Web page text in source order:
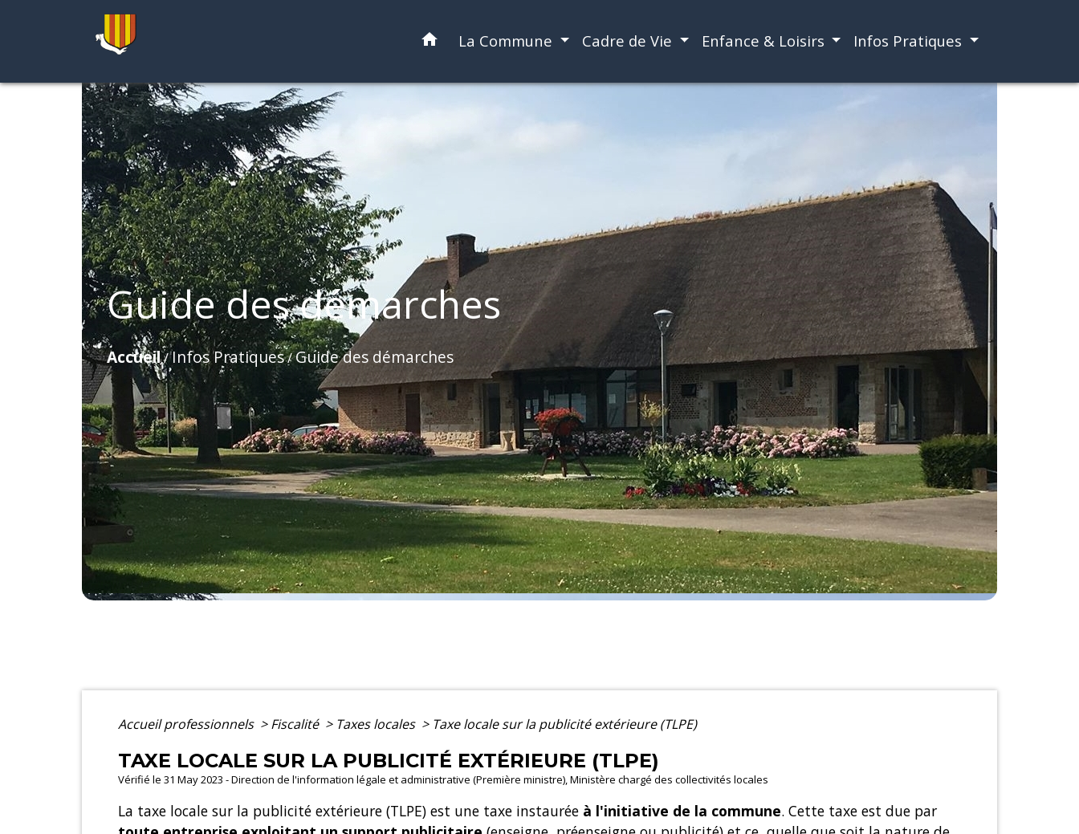
home La Commune Cadre de Vie Enfance & Loisirs Infos Pratiques
Guide des démarches
Accueil/Infos Pratiques/Guide des démarches
Accueil professionnels > Fiscalité > Taxes locales > Taxe locale sur la publicité extérieure (TLPE)
TAXE LOCALE SUR LA PUBLICITÉ EXTÉRIEURE (TLPE)
Vérifié le 31 May 2023 - Direction de l'information légale et administrative (Première ministre), Ministère chargé des collectivités locales
La taxe locale sur la publicité extérieure (TLPE) est une taxe instaurée à l'initiative de la commune. Cette taxe est due par